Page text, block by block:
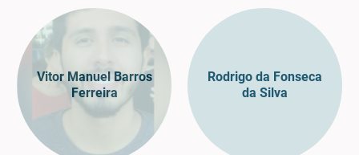
Vitor Manuel Barros
Ferreira
Rodrigo da Fonseca
da Silva